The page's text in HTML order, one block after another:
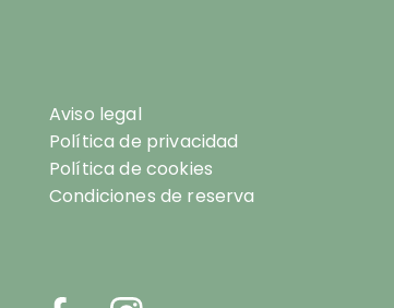
Aviso legal
Política de privacidad
Política de cookies
Condiciones de reserva